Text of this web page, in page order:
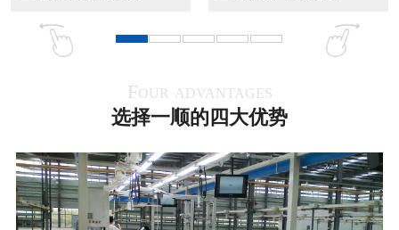
Four advantages
选择一顺的四大优势